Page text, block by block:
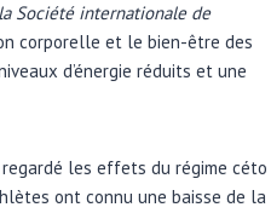
Société internationale de
corporelle et le bien-être des
d’énergie réduits et une
regardé les effets du régime céto
ont connu une baisse de la